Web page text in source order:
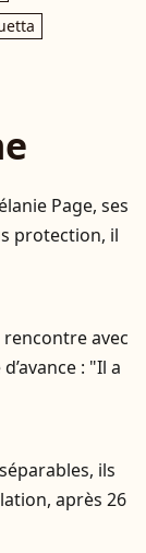
Page, ses
protection, il
rencontre avec
: "Il a
ils
après 26